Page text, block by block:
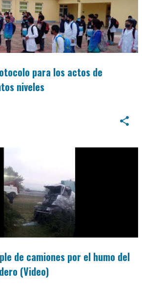
para los actos de
niveles
de camiones por el humo del
(Video)